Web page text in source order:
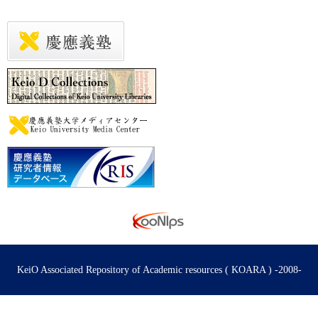
KeiO Associated Repository of Academic resources ( KOARA ) -2008-